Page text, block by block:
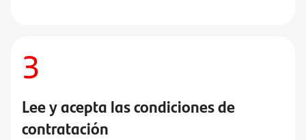
3
Lee y acepta las condiciones de
contratación